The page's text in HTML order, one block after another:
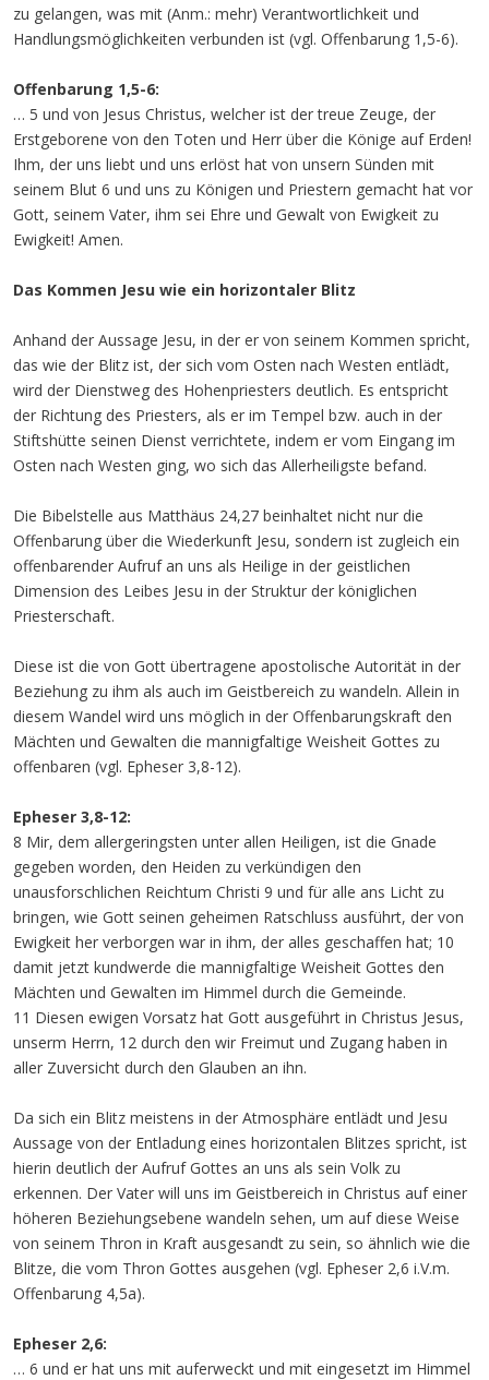
zu gelangen, was mit (Anm.: mehr) Verantwortlichkeit und
Handlungsmöglichkeiten verbunden ist (vgl. Offenbarung 1,5-6).
Offenbarung 1,5-6:
… 5 und von Jesus Christus, welcher ist der treue Zeuge, der
Erstgeborene von den Toten und Herr über die Könige auf Erden!
Ihm, der uns liebt und uns erlöst hat von unsern Sünden mit
seinem Blut 6 und uns zu Königen und Priestern gemacht hat vor
Gott, seinem Vater, ihm sei Ehre und Gewalt von Ewigkeit zu
Ewigkeit! Amen.
Das Kommen Jesu wie ein horizontaler Blitz
Anhand der Aussage Jesu, in der er von seinem Kommen spricht,
das wie der Blitz ist, der sich vom Osten nach Westen entlädt,
wird der Dienstweg des Hohenpriesters deutlich. Es entspricht
der Richtung des Priesters, als er im Tempel bzw. auch in der
Stiftshütte seinen Dienst verrichtete, indem er vom Eingang im
Osten nach Westen ging, wo sich das Allerheiligste befand.
Die Bibelstelle aus Matthäus 24,27 beinhaltet nicht nur die
Offenbarung über die Wiederkunft Jesu, sondern ist zugleich ein
offenbarender Aufruf an uns als Heilige in der geistlichen
Dimension des Leibes Jesu in der Struktur der königlichen
Priesterschaft.
Diese ist die von Gott übertragene apostolische Autorität in der
Beziehung zu ihm als auch im Geistbereich zu wandeln. Allein in
diesem Wandel wird uns möglich in der Offenbarungskraft den
Mächten und Gewalten die mannigfaltige Weisheit Gottes zu
offenbaren (vgl. Epheser 3,8-12).
Epheser 3,8-12:
8 Mir, dem allergeringsten unter allen Heiligen, ist die Gnade
gegeben worden, den Heiden zu verkündigen den
unausforschlichen Reichtum Christi 9 und für alle ans Licht zu
bringen, wie Gott seinen geheimen Ratschluss ausführt, der von
Ewigkeit her verborgen war in ihm, der alles geschaffen hat; 10
damit jetzt kundwerde die mannigfaltige Weisheit Gottes den
Mächten und Gewalten im Himmel durch die Gemeinde.
11 Diesen ewigen Vorsatz hat Gott ausgeführt in Christus Jesus,
unserm Herrn, 12 durch den wir Freimut und Zugang haben in
aller Zuversicht durch den Glauben an ihn.
Da sich ein Blitz meistens in der Atmosphäre entlädt und Jesu
Aussage von der Entladung eines horizontalen Blitzes spricht, ist
hierin deutlich der Aufruf Gottes an uns als sein Volk zu
erkennen. Der Vater will uns im Geistbereich in Christus auf einer
höheren Beziehungsebene wandeln sehen, um auf diese Weise
von seinem Thron in Kraft ausgesandt zu sein, so ähnlich wie die
Blitze, die vom Thron Gottes ausgehen (vgl. Epheser 2,6 i.V.m.
Offenbarung 4,5a).
Epheser 2,6:
… 6 und er hat uns mit auferweckt und mit eingesetzt im Himmel